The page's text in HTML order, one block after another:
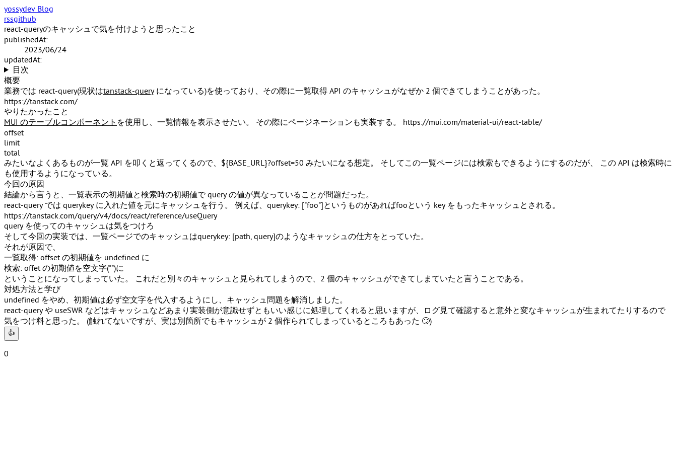
yossydev Blog
rssgithub
react-queryのキャッシュで気を付けようと思ったこと
publishedAt:
2023/06/24
updatedAt:
目次
概要
業務では react-query(現状はtanstack-queryになっている)を使っており、その際に一覧取得 API のキャッシュがなぜか 2 個できてしまうことがあった。
https://tanstack.com/
やりたかったこと
MUI のテーブルコンポーネント を使用し、一覧情報を表示させたい。 その際にページネーションも実装する。 https://mui.com/material-ui/react-table/
offset
limit
total
みたいなよくあるものが一覧 API を叩くと返ってくるので、 ${BASE_URL}?offset=50 みたいになる想定。 そしてこの一覧ページには検索もできるようにするのだが、 この API は検索時に
も使用するようになっている。
今回の原因
結論から言うと、一覧表示の初期値と検索時の初期値で query の値が異なっていることが問題だった。
react-query では querykey に入れた値を元にキャッシュを行う。 例えば、 querykey: ["foo"]というものがあればfooという key をもったキャッシュとされる。
https://tanstack.com/query/v4/docs/react/reference/useQuery
query を使ってのキャッシュは気をつけろ
そして今回の実装では、一覧ページでのキャッシュはquerykey: [path, query]のようなキャッシュの仕方をとっていた。
それが原因で、
一覧取得: offset の初期値を undefined に
検索: offet の初期値を空文字("")に
ということになってしまっていた。 これだと別々のキャッシュと見られてしまうので、2 個のキャッシュができてしまていたと言うことである。
対処方法と学び
undefined をやめ、初期値は必ず空文字を代入するようにし、キャッシュ問題を解消しました。
react-query や useSWR などはキャッシュなどあまり実装側が意識せずともいい感じに処理してくれると思いますが、ログ見て確認すると意外と変なキャッシュが生まれてたりするので
気をつけ料と思った。 (触れてないですが、実は別箇所でもキャッシュが 2 個作られてしまっているところもあった 🙄)
👍
0